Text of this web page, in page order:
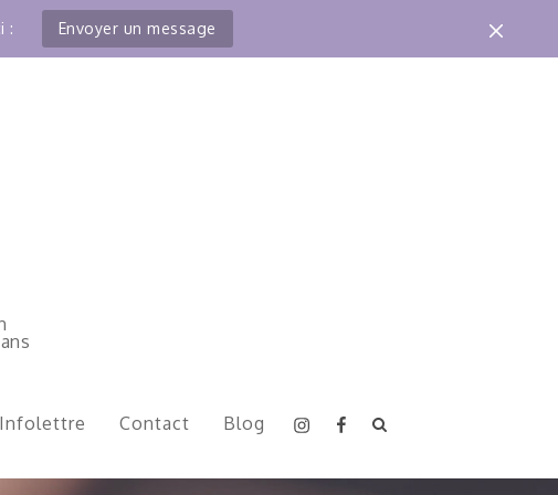
: Envoyer un message
Infolettre Contact Blog Instagram
Facebook